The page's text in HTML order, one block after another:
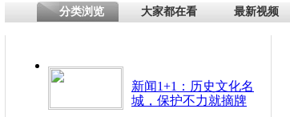
分类浏览 大家都在看 最新视频
新闻1+1：历史文化名
城，保护不力就摘牌